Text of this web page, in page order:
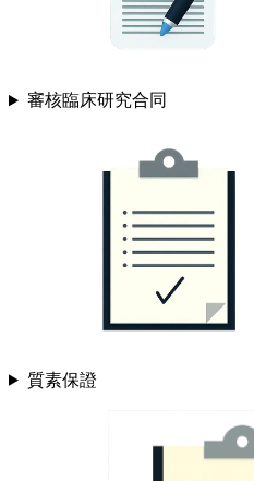
審核臨床研究合同
質素保證